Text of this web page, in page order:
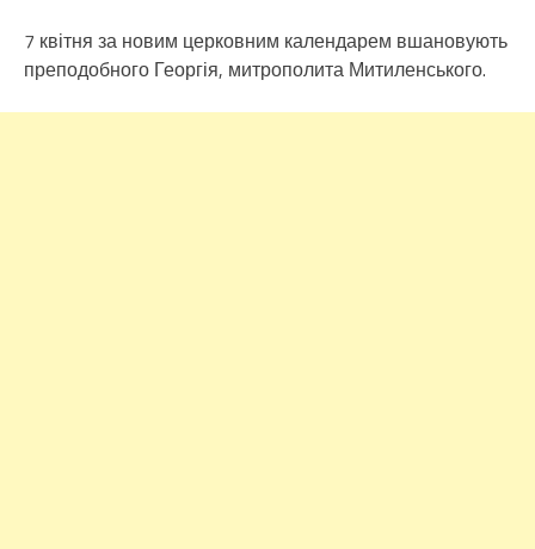
7 квітня за новим церковним календарем вшановують
преподобного Георгія, митрополита Митиленського.